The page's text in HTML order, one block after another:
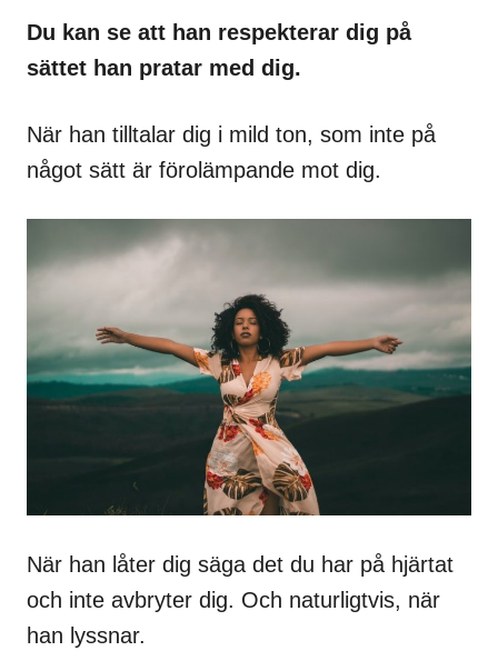
Du kan se att han respekterar dig på
sättet han pratar med dig.
När han tilltalar dig i mild ton, som inte på
något sätt är förolämpande mot dig.
När han låter dig säga det du har på hjärtat
och inte avbryter dig. Och naturligtvis, när
han lyssnar.